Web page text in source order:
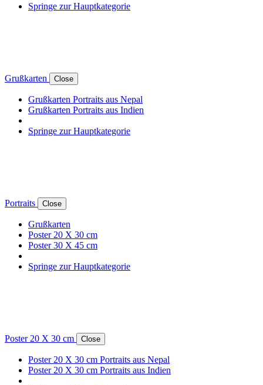
Springe zur Hauptkategorie
Grußkarten Close
Grußkarten Portraits aus Nepal
Grußkarten Portraits aus Indien
Springe zur Hauptkategorie
Portraits Close
Grußkarten
Poster 20 X 30 cm
Poster 30 X 45 cm
Springe zur Hauptkategorie
Poster 20 X 30 cm Close
Poster 20 X 30 cm Portraits aus Nepal
Poster 20 X 30 cm Portraits aus Indien